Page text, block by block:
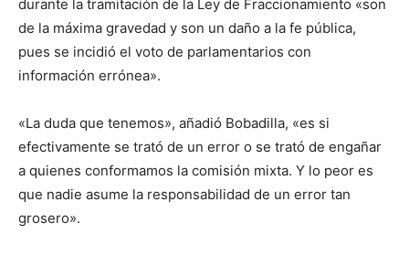
durante la tramitación de la Ley de Fraccionamiento «son
de la máxima gravedad y son un daño a la fe pública,
pues se incidió el voto de parlamentarios con
información errónea».
«La duda que tenemos», añadió Bobadilla, «es si
efectivamente se trató de un error o se trató de engañar
a quienes conformamos la comisión mixta. Y lo peor es
que nadie asume la responsabilidad de un error tan
grosero».